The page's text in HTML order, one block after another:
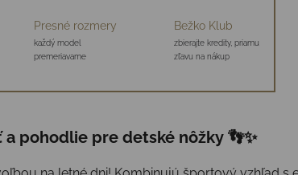
Presné rozmery
každý model
premeriavame
Bežko Klub
zbierajte kredity, priamu
zľavu na nákup
pohodlie pre detské nôžky 👣✨